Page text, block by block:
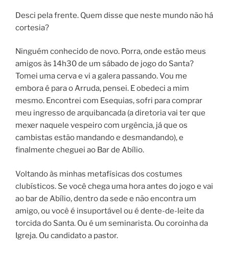
Desci pela frente. Quem disse que neste mundo não há
cortesia?
Ninguém conhecido de novo. Porra, onde estão meus
amigos às 14h30 de um sábado de jogo do Santa?
Tomei uma cerva e vi a galera passando. Vou me
embora é para o Arruda, pensei. E obedeci a mim
mesmo. Encontrei com Esequias, sofri para comprar
meu ingresso de arquibancada (a diretoria vai ter que
mexer naquele vespeiro com urgência, já que os
cambistas estão mandando e desmandando), e
finalmente cheguei ao Bar de Abílio.
Voltando às minhas metafísicas dos costumes
clubísticos. Se você chega uma hora antes do jogo e vai
ao bar de Abílio, dentro da sede e não encontra um
amigo, ou você é insuportável ou é dente-de-leite da
torcida do Santa. Ou é um seminarista. Ou coroinha da
Igreja. Ou candidato a pastor.